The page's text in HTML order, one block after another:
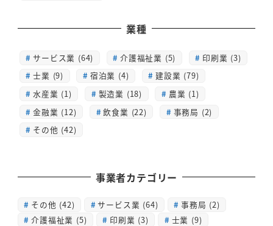
業種
サービス業 (64) 介護福祉業 (5)
印刷業 (3)
士業 (9)
宿泊業 (4)
建設業 (79)
水産業 (1)
製造業 (18)
農業 (1)
金融業 (12)
飲食業 (22)
事務局 (2)
その他 (42)
事業者カテゴリー
その他 (42) サービス業 (64) 事務局 (2)
介護福祉業 (5) 印刷業 (3) 士業 (9)